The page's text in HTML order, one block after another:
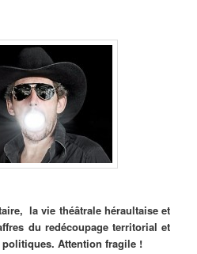
la vie théâtrale héraultaise et
du redécoupage territorial et
Attention fragile !